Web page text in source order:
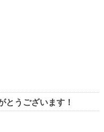
とうございます！